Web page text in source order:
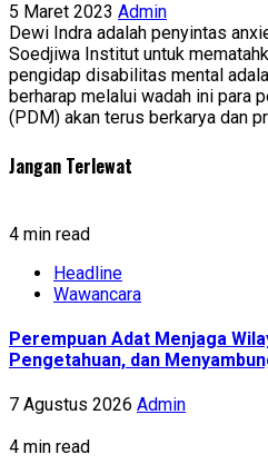
5 Maret 2023 Admin
Dewi Indra adalah penyintas
Soedjiwa Institut untuk
pengidap disabilitas mental
berharap melalui wadah ini para
(PDM) akan terus berkarya dan
Jangan Terlewat
4 min read
Headline
Wawancara
Perempuan Adat Menjaga
Pengetahuan, dan
7 Agustus 2026 Admin
4 min read